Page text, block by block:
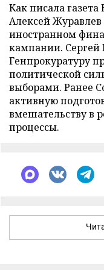
Как писала
Алексей Журавлев
иностранном
кампании. Сергей
Генпрокуратуру
политической
выборами. Ранее
активную
вмешательству в
процессы.